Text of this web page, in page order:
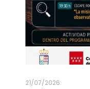
21/07/2026